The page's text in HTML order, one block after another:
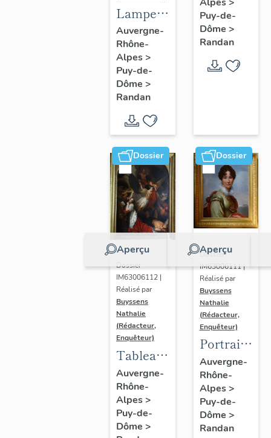
Lampe à
pétrole
n° 1
Auvergne-
Rhône-
Alpes>
Puy-de-
Dôme >
Randan
Puy-de-
Dôme >
Randan
Dossier
Aperçu
Dossier
IM63006112 |
Réalisé par
Buyssens
Nathalie
(Rédacteur,
Enquêteur)
Tableau
d'Eugène
Romain
Van
Maldeghem
Auvergne-
Rhône-
Alpes>
Puy-de-
Dôme >
Dossier
Aperçu
Dossier
IM63006111 |
Réalisé par
Buyssens
Nathalie
(Rédacteur,
Enquêteur)
Portrait
d'Adélaïde
d'Orléans,
d'après
François
Gérard
Auvergne-
Rhône-
Alpes>
Puy-de-
Dôme >
Randan